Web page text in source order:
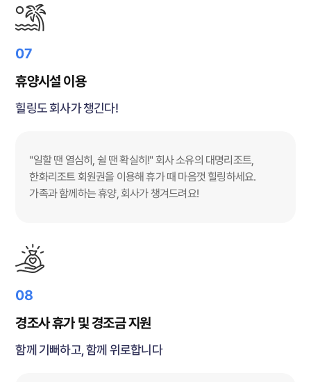
07
휴양시설 이용
힐링도 회사가 챙긴다!
"일할 땐 열심히, 쉴 땐 확실히!" 회사 소유의 대명리조트,
한화리조트 회원권을 이용해 휴가 때 마음껏 힐링하세요.
가족과 함께하는 휴양, 회사가 챙겨드려요!
08
경조사 휴가 및 경조금 지원
함께 기뻐하고, 함께 위로합니다